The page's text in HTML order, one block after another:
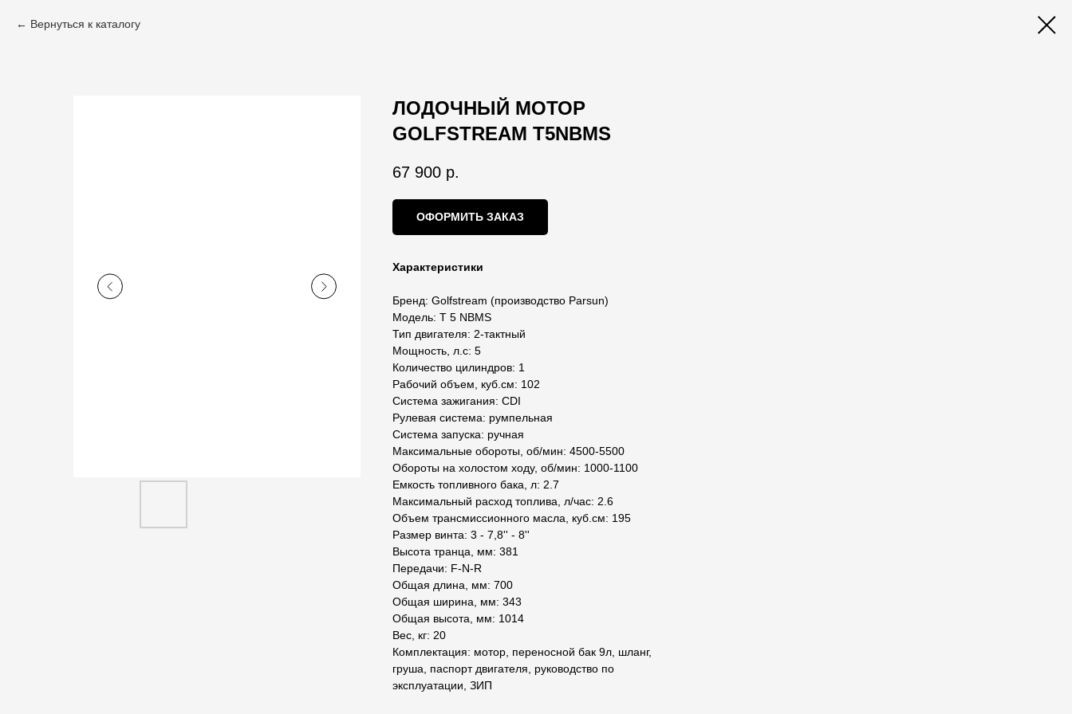
Вернуться к каталогу
ЛОДОЧНЫЙ МОТОР
GOLFSTREAM T5NBMS
67 900 р.
ОФОРМИТЬ ЗАКАЗ
Характеристики
Бренд: Golfstream (производство Parsun)
Модель: T 5 NBMS
Тип двигателя: 2-тактный
Мощность, л.с: 5
Количество цилиндров: 1
Рабочий объем, куб.см: 102
Система зажигания: CDI
Рулевая система: румпельная
Система запуска: ручная
Максимальные обороты, об/мин: 4500-5500
Обороты на холостом ходу, об/мин: 1000-1100
Емкость топливного бака, л: 2.7
Максимальный расход топлива, л/час: 2.6
Объем трансмиссионного масла, куб.см: 195
Размер винта: 3 - 7,8'' - 8''
Высота транца, мм: 381
Передачи: F-N-R
Общая длина, мм: 700
Общая ширина, мм: 343
Общая высота, мм: 1014
Вес, кг: 20
Комплектация: мотор, переносной бак 9л, шланг,
груша, паспорт двигателя, руководство по
эксплуатации, ЗИП